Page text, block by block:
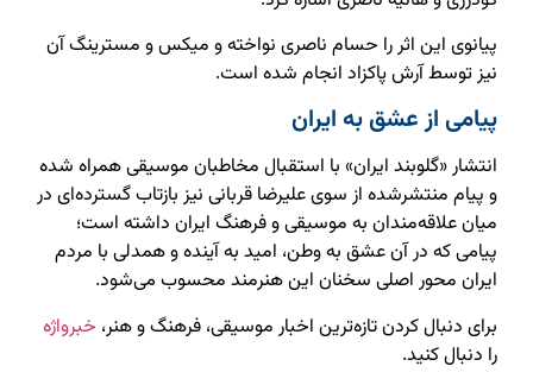
پیانوی این اثر را حسام ناصری نواخته و میکس و مسترینگ آن
نیز توسط آرش پاکزاد انجام شده است.
پیامی از عشق به ایران
انتشار «گلوبند ایران» با استقبال مخاطبان موسیقی همراه شده
و پیام منتشرشده از سوی علیرضا قربانی نیز بازتاب گسترده‌ای در
میان علاقه‌مندان به موسیقی و فرهنگ ایران داشته است؛
پیامی که در آن عشق به وطن، امید به آینده و همدلی با مردم
ایران محور اصلی سخنان این هنرمند محسوب می‌شود.
برای دنبال کردن تازه‌ترین اخبار موسیقی، فرهنگ و هنر، خبرواژه
را دنبال کنید.